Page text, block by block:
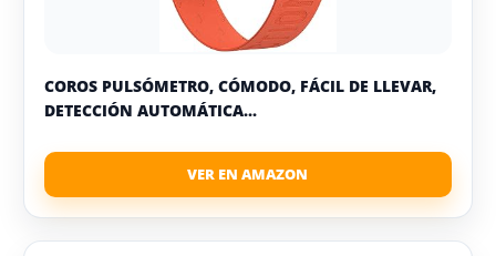
COROS PULSÓMETRO, CÓMODO, FÁCIL DE LLEVAR,
DETECCIÓN AUTOMÁTICA...